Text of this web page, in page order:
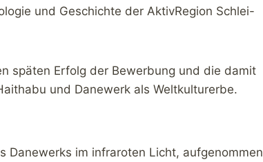
und Geschichte der AktivRegion Schlei-
späten Erfolg der Bewerbung und die damit
und Danewerk als Weltkulturerbe.
Danewerks im infraroten Licht, aufgenommen